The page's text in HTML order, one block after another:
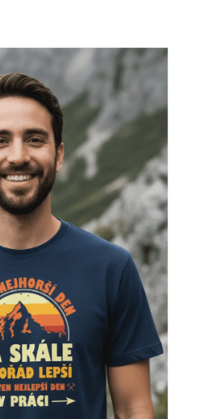
a platba